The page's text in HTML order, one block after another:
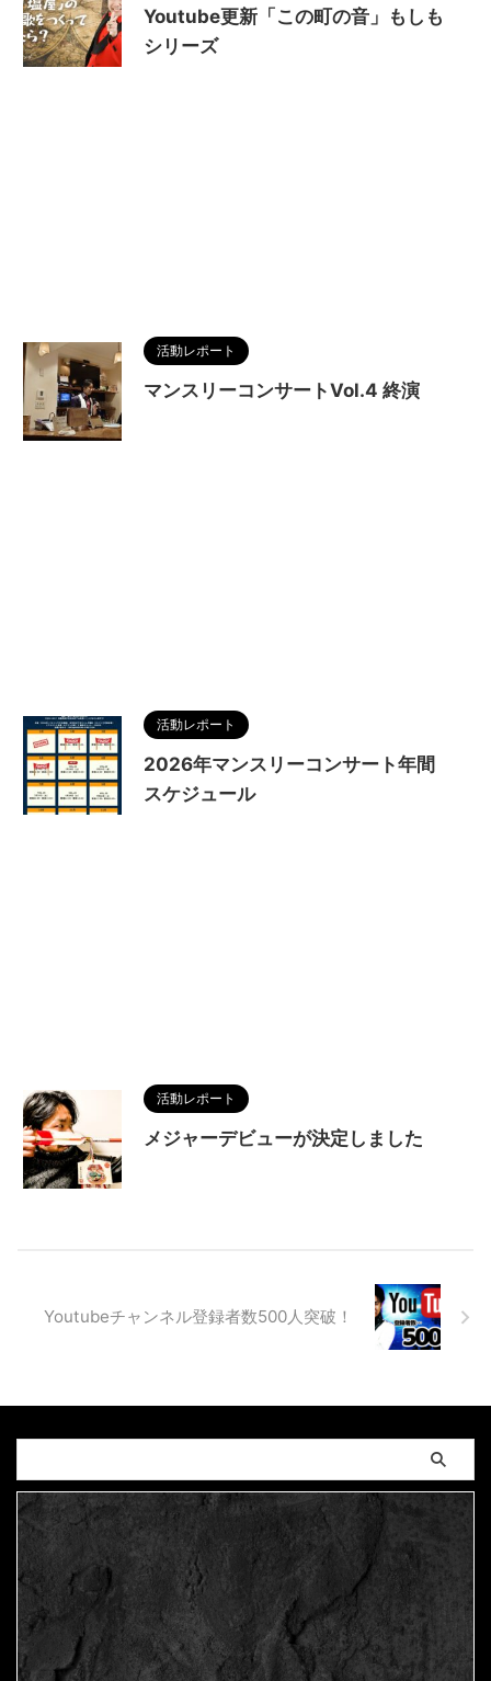
Youtube更新「この町の音」もしも
シリーズ
活動レポート
マンスリーコンサートVol.4 終演
活動レポート
2026年マンスリーコンサート年間
スケジュール
活動レポート
メジャーデビューが決定しました
Youtubeチャンネル登録者数500人突破！